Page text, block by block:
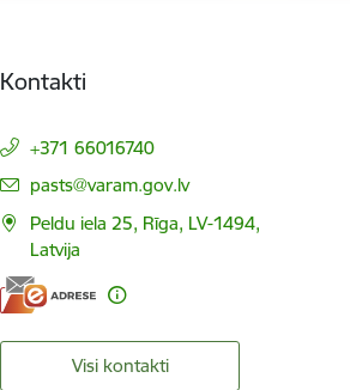
Kontakti
+371 66016740
E-pasts:
pasts@varam.gov.lv
Peldu iela 25, Rīga, LV-1494,
Latvija
Visi kontakti